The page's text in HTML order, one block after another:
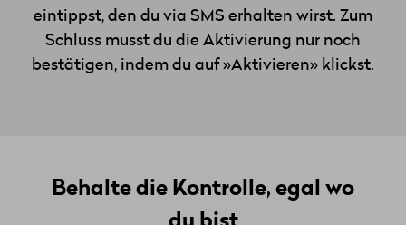
eintippst, den du via SMS erhalten wirst. Zum
Schluss musst du die Aktivierung nur noch
bestätigen, indem du auf »Aktivieren» klickst.
Behalte die Kontrolle, egal wo